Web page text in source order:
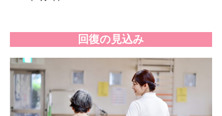
回復の見込み